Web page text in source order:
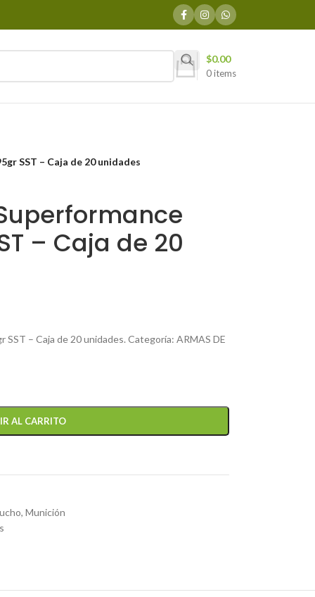
0items
$0.00
SST – Caja de 20 unidades
– Caja de 20
– Caja de 20 unidades. Categoría: ARMAS DE
AL CARRITO
, Munición